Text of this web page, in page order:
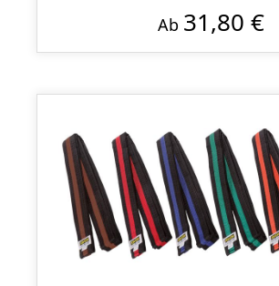
Ab 31,80 €